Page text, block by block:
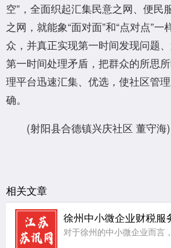
空”，全面织起汇集民意之网、便民
之网，就能象“面对面”和“点对点”
众，并真正实现第一时间发现问题、
第一时间处理矛盾，把群众的所思
理平台迅速汇集、优选，使社区管
确。
(射阳县合德镇兴庆社区 董守海)
相关文章
徐州中小微企业财税服